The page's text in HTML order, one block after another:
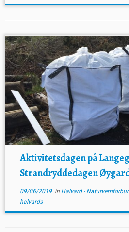
Aktivitetsdagen på
Strandryddedagen
09/06/2019in Halvard -
halvards